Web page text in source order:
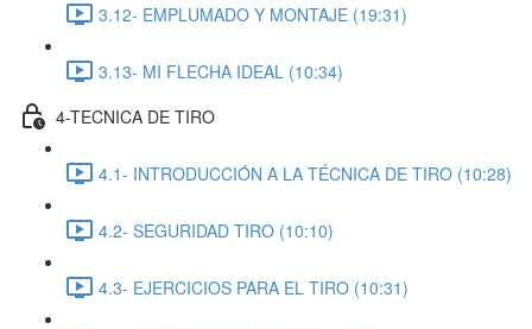
3.12- EMPLUMADO Y MONTAJE (19:31)
3.13- MI FLECHA IDEAL (10:34)
4-TECNICA DE TIRO
4.1- INTRODUCCIÓN A LA TÉCNICA DE TIRO (10:28)
4.2- SEGURIDAD TIRO (10:10)
4.3- EJERCICIOS PARA EL TIRO (10:31)